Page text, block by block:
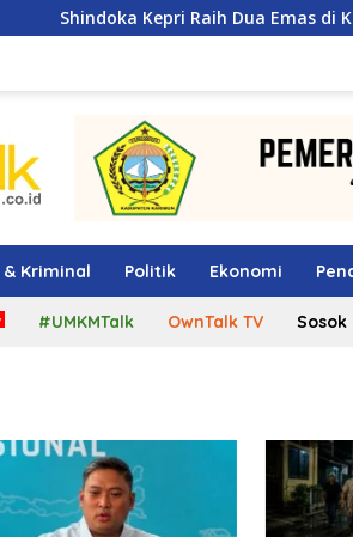
Raih Dua Emas di Kejurnas 2026
Kriminal Politik Ekonomi
#UMKMTalk OwnTalk TV